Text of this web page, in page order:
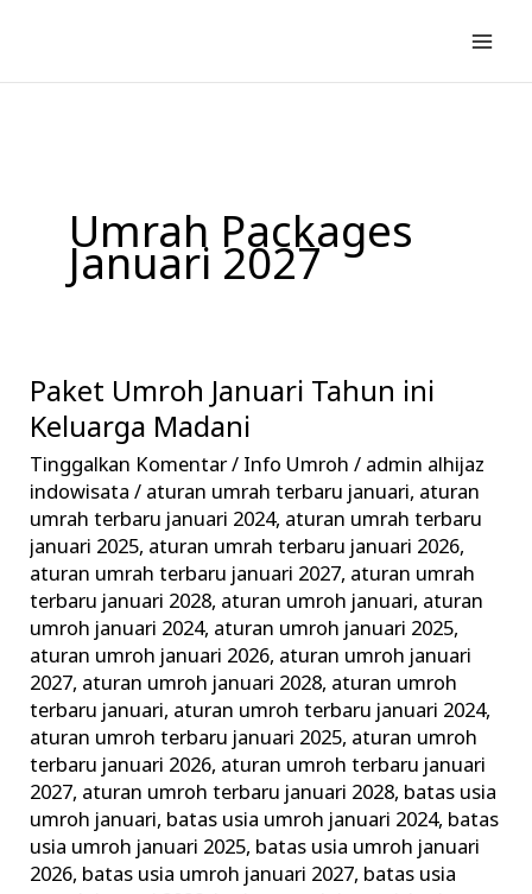
konten
Umrah Packages
Januari 2027
Paket Umroh Januari Tahun ini
Keluarga Madani
Tinggalkan Komentar/ Info Umroh / admin alhijaz
indowisata/ aturan umrah terbaru januari, aturan
umrah terbaru januari 2024, aturan umrah terbaru
januari 2025, aturan umrah terbaru januari 2026,
aturan umrah terbaru januari 2027, aturan umrah
terbaru januari 2028, aturan umroh januari, aturan
umroh januari 2024, aturan umroh januari 2025,
aturan umroh januari 2026, aturan umroh januari
2027, aturan umroh januari 2028, aturan umroh
terbaru januari, aturan umroh terbaru januari 2024,
aturan umroh terbaru januari 2025, aturan umroh
terbaru januari 2026, aturan umroh terbaru januari
2027, aturan umroh terbaru januari 2028, batas usia
umroh januari, batas usia umroh januari 2024, batas
usia umroh januari 2025, batas usia umroh januari
2026, batas usia umroh januari 2027, batas usia
Paket
Umroh
Januari
Tahun
ini
Keluarga
Madani